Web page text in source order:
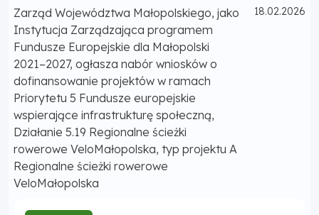
Zarząd Województwa Małopolskiego, jako
Instytucja Zarządzająca programem
Fundusze Europejskie dla Małopolski
2021–2027, ogłasza nabór wniosków o
dofinansowanie projektów w ramach
Priorytetu 5 Fundusze europejskie
wspierające infrastrukturę społeczną,
Działanie 5.19 Regionalne ścieżki
rowerowe VeloMałopolska, typ projektu A
Regionalne ścieżki rowerowe
VeloMałopolska
18.02.2026